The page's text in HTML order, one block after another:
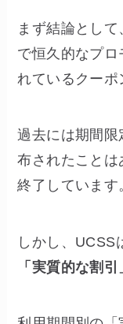
まず結論とし
で恒久的なプロ
れているクーポ
過去には期間
布されたことは
終了しています
しかし、UCSS
「実質的な割引